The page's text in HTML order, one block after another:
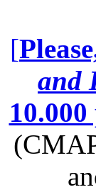
[
and